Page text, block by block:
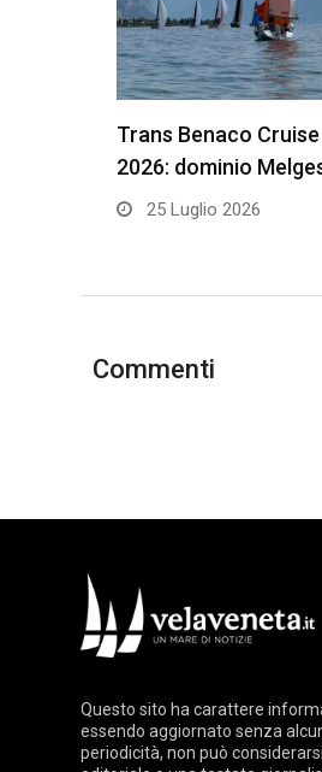
Trans Benaco
2026: dominio
25 Luglio 2026
Commenti
Questo sito ha carattere
essendo aggiornato senza
periodicità, non può